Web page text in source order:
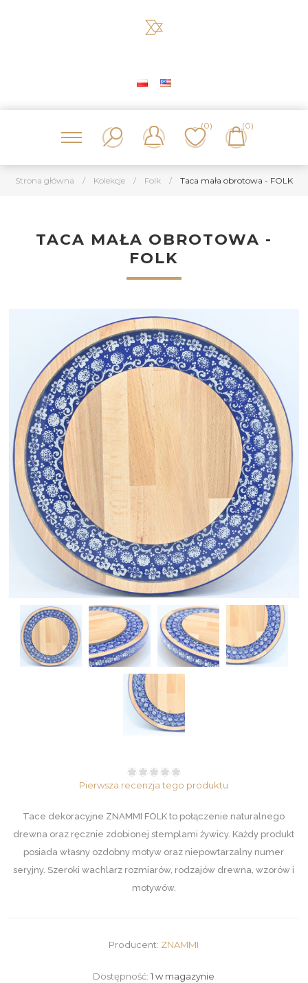
(0) (0)
Strona główna / Kolekcje / Folk / Taca mała obrotowa - FOLK
TACA MAŁA OBROTOWA -
FOLK
Pierwsza recenzja tego produktu
Tace dekoracyjne ZNAMMI FOLK to połączenie naturalnego
drewna oraz ręcznie zdobionej stemplami żywicy. Każdy produkt
posiada własny ozdobny motyw oraz niepowtarzalny numer
seryjny. Szeroki wachlarz rozmiarów, rodzajów drewna, wzorów i
motywów.
Producent: ZNAMMI
Dostępność: 1 w magazynie